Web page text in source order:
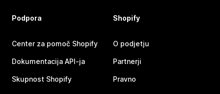
Podpora
Center za pomoč Shopify
Dokumentacija API-ja
Skupnost Shopify
Shopify
O podjetju
Partnerji
Pravno